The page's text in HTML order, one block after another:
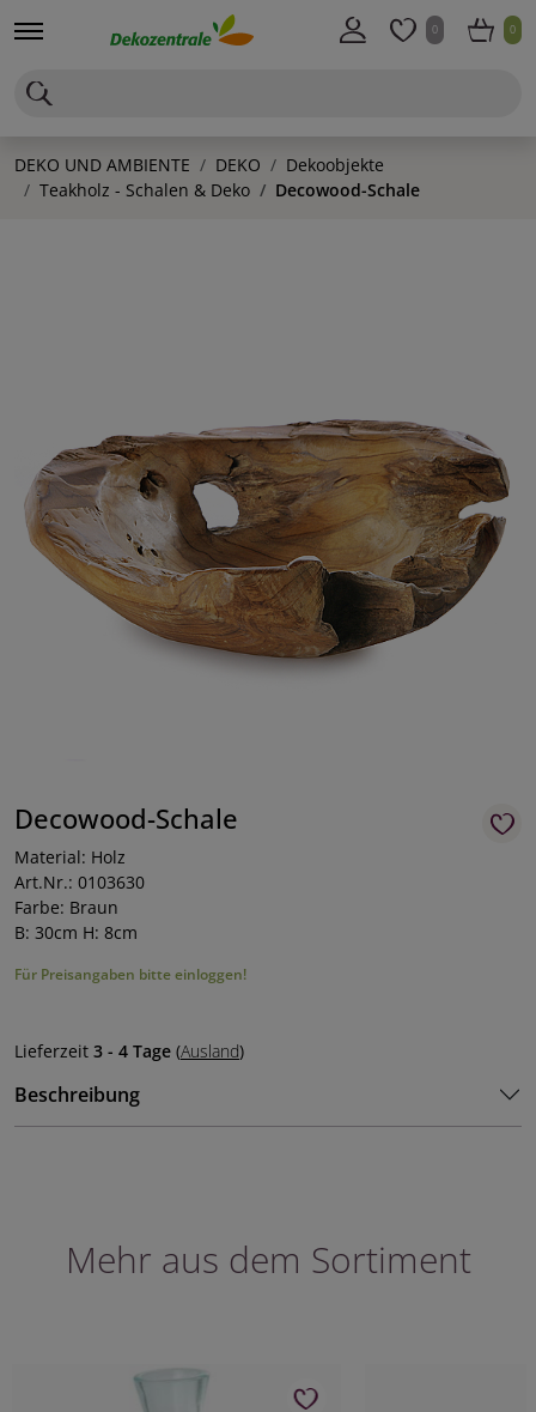
0 0
DEKO UND AMBIENTE DEKO
Dekoobjekte
Teakholz - Schalen & Deko
Decowood-Schale
Decowood-Schale
Material: Holz
Art.Nr.: 0103630
Farbe: Braun
B: 30cm H: 8cm
Für Preisangaben bitte einloggen!
Lieferzeit 3 - 4 Tage (Ausland)
Beschreibung
Mehr aus dem Sortiment